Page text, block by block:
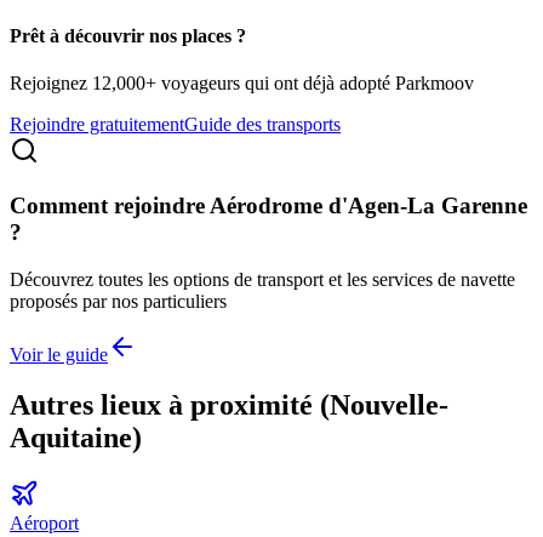
Prêt à découvrir nos places ?
Rejoignez 12,000+ voyageurs qui ont déjà adopté Parkmoov
Rejoindre gratuitementGuide des transports
Comment rejoindre Aérodrome d'Agen-La Garenne
?
Découvrez toutes les options de transport et les services de navette
proposés par nos particuliers
Voir le guide
Autres lieux à proximité (Nouvelle-
Aquitaine)
Aéroport